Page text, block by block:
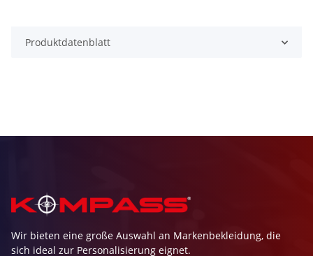
Produktdatenblatt
Wir bieten eine große Auswahl an Markenbekleidung, die
sich ideal zur Personalisierung eignet.